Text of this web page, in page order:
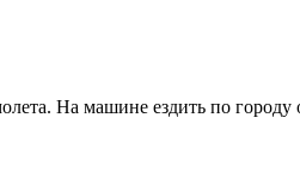
На машине ездить по городу